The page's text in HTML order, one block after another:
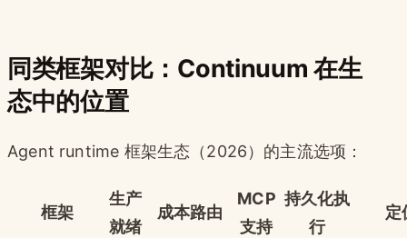
同类框架对比：Continuum 在生
态中的位置
Agent runtime 框架生态（2026）的主流选项：
框架
生产
就绪
成本路由
MCP
支持
持久化执
行
定